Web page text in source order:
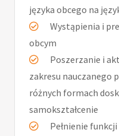
języka obcego na
Wystąpienia i
obcym
Poszerzanie i
zakresu nauczanego
różnych formach
samokształcenie
Pełnienie